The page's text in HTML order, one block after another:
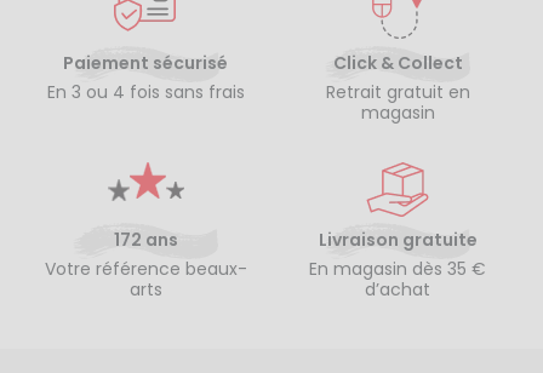
Paiement sécurisé
En 3 ou 4 fois sans frais
Click & Collect
Retrait gratuit en
magasin
172 ans
Votre référence beaux-
arts
Livraison gratuite
En magasin dès 35 €
d’achat